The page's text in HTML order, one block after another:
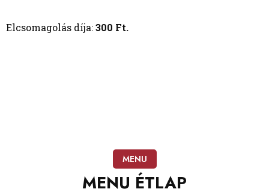
Elcsomagolás díja:300 Ft.
MENU
MENU ÉTLAP